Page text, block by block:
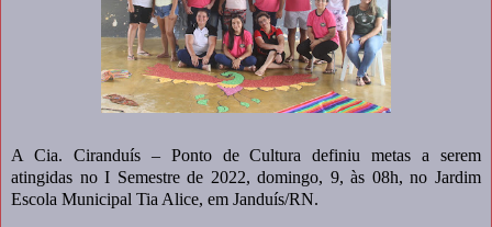
A Cia. Ciranduís – Ponto de Cultura definiu metas a serem
atingidas no I Semestre de 2022, domingo, 9, às 08h, no Jardim
Escola Municipal Tia Alice, em Janduís/RN.